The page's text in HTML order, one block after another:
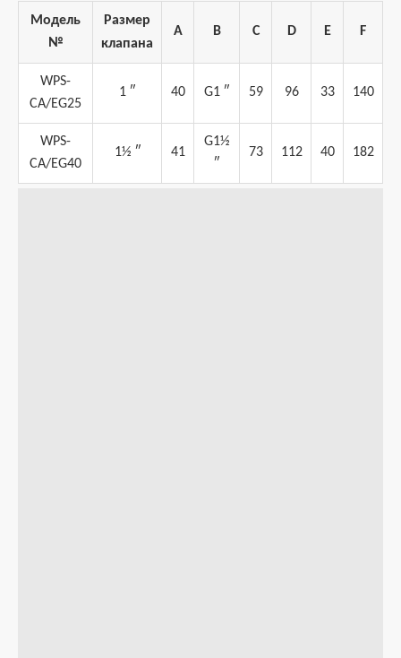
Модель
№
Размер
клапана
A B C D E F
WPS-
CA/EG25
1 ″ 40 G1 ″ 59 96 33 140
WPS-
CA/EG40
1½ ″ 41
G1½
″
73 112 40 182